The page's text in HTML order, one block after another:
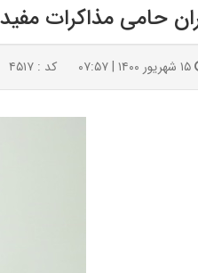
حامی مذاکرات
کد : ۴۵۱۷